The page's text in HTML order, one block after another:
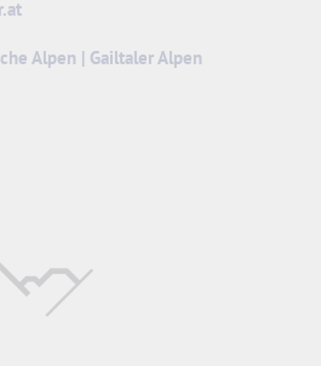
Alpen | Gailtaler Alpen